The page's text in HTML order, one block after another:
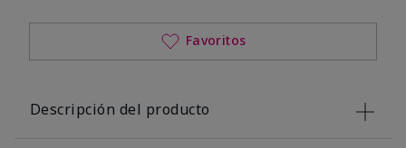
Favoritos
Descripción del producto